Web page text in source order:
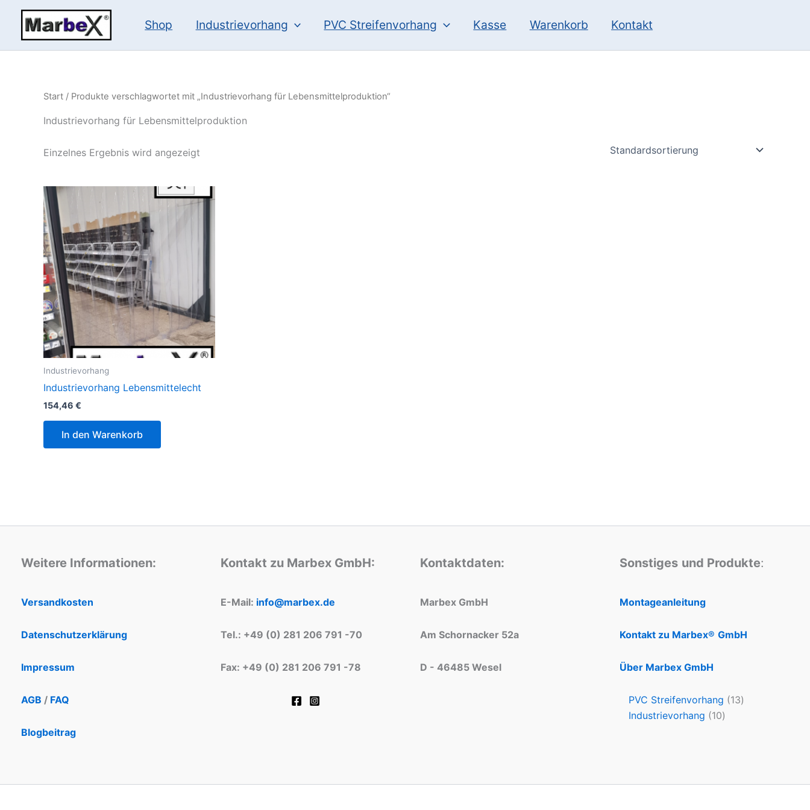
springen
Shop Industrievorhang PVC Streifenvorhang Kasse Warenkorb Kontakt
Start / Produkte verschlagwortet mit „Industrievorhang für Lebensmittelproduktion“
Industrievorhang für Lebensmittelproduktion
Einzelnes Ergebnis wird angezeigt
Industrievorhang
Industrievorhang Lebensmittelecht
154,46 €
In den Warenkorb
Weitere Informationen:
Versandkosten
Datenschutzerklärung
Impressum
AGB / FAQ
Blogbeitrag
Kontakt zu Marbex GmbH:
E-Mail: info@marbex.de
Tel.: +49 (0) 281 206 791 -70
Fax: +49 (0) 281 206 791 -78
Kontaktdaten:
Marbex GmbH
Am Schornacker 52a
D - 46485 Wesel
Sonstiges und Produkte:
Montageanleitung
Kontakt zu Marbex® GmbH
Über Marbex GmbH
PVC Streifenvorhang 13
Industrievorhang 10